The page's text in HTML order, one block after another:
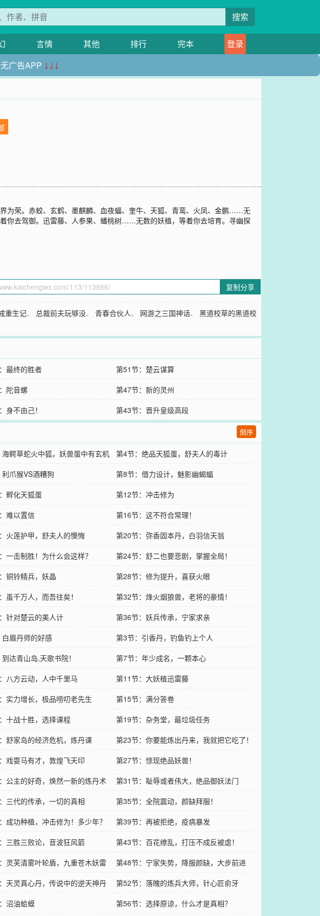
搜索
言情 其他 排行 完本
登录
广告APP ↓↓↓
为荣。赤蛟、玄鹤、墨麒麟、血夜蝠、奎牛、天狐、青鸾、火凤、金鹏……无
你去驾御。迅雷藤、人参果、蟠桃树……无数的妖植，等着你去培育。寻幽探
复制分享
重生记、 总裁前夫玩够没、青春合伙人、 网游之三国神话、黑道校草的黑道校
最终的胜者
第51节：楚云谋算
陀音螺
第47节：新的灵州
身不由己！ 第43节：晋升皇级高段
倒序
鳄草蛇火中狐，妖兽蛋中有玄机
第4节：绝品天狐蛋，舒夫人的毒计
爪猴VS酒糟狗
第8节：借力设计，魅影幽蝎蝠
孵化天狐蛋
第12节：冲击修为
难以置信
第16节：这不符合常理！
火莲护甲，舒夫人的懊悔
第20节：弥香固本丹，白羽信天翁
一击制胜！为什么会这样？
第24节：舒二也要悲剧，掌握全局！
铜铃精兵，妖晶
第28节：修为提升，喜获火眼
虽千万人，而吾往矣！
第32节：烽火烟狼兽，老将的豪情！
针对楚云的美人计
第36节：妖兵传承，宁家求亲
眉丹师的好感
第3节：引香丹，钓鱼钓上个人
达青山岛,天歌书院！
第7节：年少成名，一颗本心
八方云动，人中千里马
第11节：大妖植迅雷藤
实力增长，极品唠叨老先生
第15节：满分答卷
十战十胜，选择课程
第19节：杂务堂，最垃圾任务
舒家岛的经济危机，炼丹课
第23节：你要能炼出丹来，我就把它吃了！
戏耍马有才，敦煌飞天印
第27节：惊现绝品妖兽！
公主的好奇，焕然一新的炼丹术
第31节：耻辱或者伟大，绝品御妖法门
三代的传承，一切的真相
第35节：全院震动，颜缺拜服！
成功种植，冲击修为！多少年？
第39节：再被拒绝，疫病暴发
三胜三败论，音波狂风箭
第43节：百花缭乱，打压不成反被虐！
灵芙清雾叶轮盾，九重苍木妖雷
第48节：宁家失势，降服颜缺，大步前进
天灵真心丹，传说中的逆天神丹
第52节：落魄的炼兵大师，针心匠俞牙
沼油蛤蟆 第56节：选择原谅，什么才是真相？